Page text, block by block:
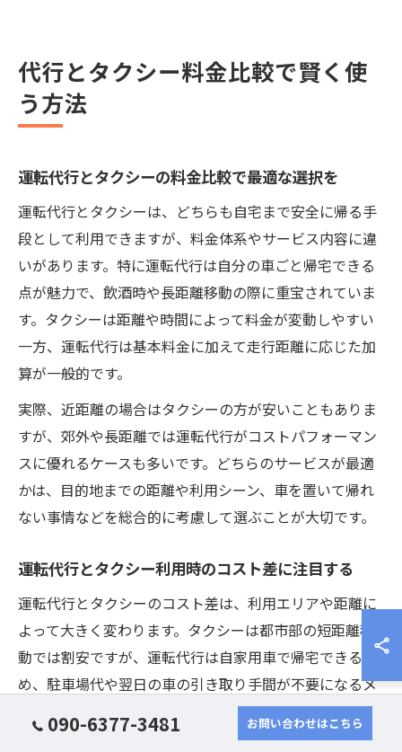
代行とタクシー料金比較で賢く使
う方法
運転代行とタクシーの料金比較で最適な選択を
運転代行とタクシーは、どちらも自宅まで安全に帰る手
段として利用できますが、料金体系やサービス内容に違
いがあります。特に運転代行は自分の車ごと帰宅できる
点が魅力で、飲酒時や長距離移動の際に重宝されていま
す。タクシーは距離や時間によって料金が変動しやすい
一方、運転代行は基本料金に加えて走行距離に応じた加
算が一般的です。
実際、近距離の場合はタクシーの方が安いこともありま
すが、郊外や長距離では運転代行がコストパフォーマン
スに優れるケースも多いです。どちらのサービスが最適
かは、目的地までの距離や利用シーン、車を置いて帰れ
ない事情などを総合的に考慮して選ぶことが大切です。
運転代行とタクシー利用時のコスト差に注目する
運転代行とタクシーのコスト差は、利用エリアや距離に
よって大きく変わります。タクシーは都市部の短距離移
動では割安ですが、運転代行は自家用車で帰宅できるた
め、駐車場代や翌日の車の引き取り手間が不要になるメ
リットがあります。また、運転代行は深夜料金や追加料
金の発生条件が業者によって異なるため、事前に料金体
090-6377-3481 お問い合わせはこちら